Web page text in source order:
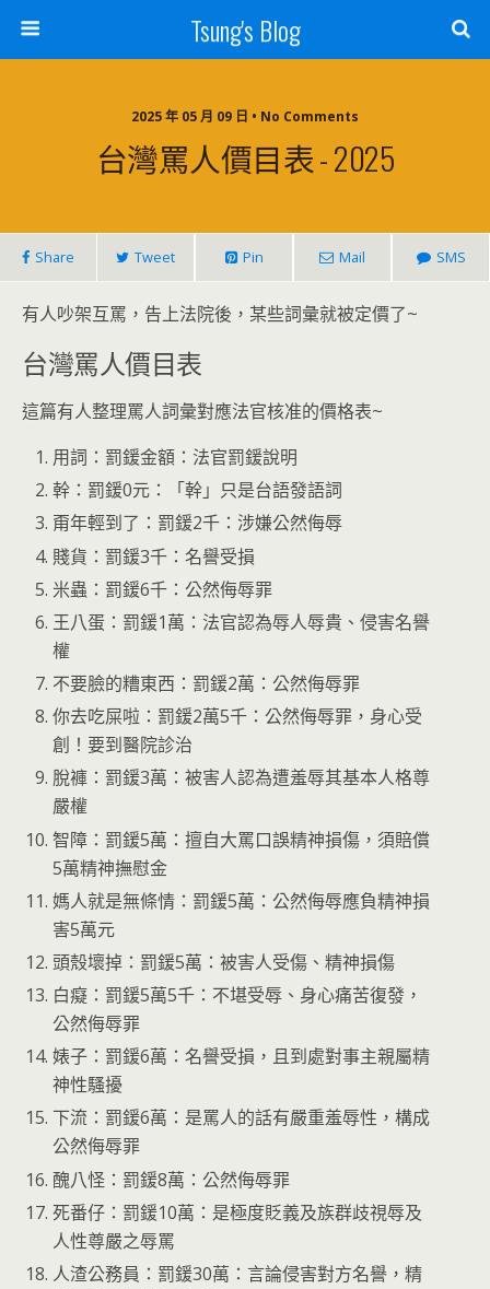
Tsung's Blog
2025 年 05 月 09 日 • No Comments
台灣罵人價目表 - 2025
Share Tweet Pin Mail SMS
有人吵架互罵，告上法院後，某些詞彙就被定價了~
台灣罵人價目表
這篇有人整理罵人詞彙對應法官核准的價格表~
用詞：罰鍰金額：法官罰鍰說明
幹：罰鍰0元：「幹」只是台語發語詞
甭年輕到了：罰鍰2千：涉嫌公然侮辱
賤貨：罰鍰3千：名譽受損
米蟲：罰鍰6千：公然侮辱罪
王八蛋：罰鍰1萬：法官認為辱人辱貴、侵害名譽
權
不要臉的糟東西：罰鍰2萬：公然侮辱罪
你去吃屎啦：罰鍰2萬5千：公然侮辱罪，身心受
創！要到醫院診治
脫褲：罰鍰3萬：被害人認為遭羞辱其基本人格尊
嚴權
智障：罰鍰5萬：擅自大罵口誤精神損傷，須賠償
5萬精神撫慰金
媽人就是無條情：罰鍰5萬：公然侮辱應負精神損
害5萬元
頭殼壞掉：罰鍰5萬：被害人受傷、精神損傷
白癡：罰鍰5萬5千：不堪受辱、身心痛苦復發，
公然侮辱罪
婊子：罰鍰6萬：名譽受損，且到處對事主親屬精
神性騷擾
下流：罰鍰6萬：是罵人的話有嚴重羞辱性，構成
公然侮辱罪
醜八怪：罰鍰8萬：公然侮辱罪
死番仔：罰鍰10萬：是極度貶義及族群歧視辱及
人性尊嚴之辱罵
人渣公務員：罰鍰30萬：言論侵害對方名譽，精